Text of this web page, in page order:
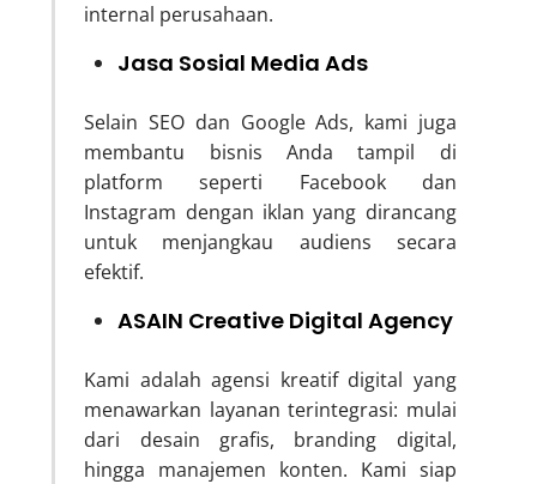
internal perusahaan.
Jasa Sosial Media Ads
Selain SEO dan Google Ads, kami juga
membantu bisnis Anda tampil di
platform seperti Facebook dan
Instagram dengan iklan yang dirancang
untuk menjangkau audiens secara
efektif.
ASAIN Creative Digital Agency
Kami adalah agensi kreatif digital yang
menawarkan layanan terintegrasi: mulai
dari desain grafis, branding digital,
hingga manajemen konten. Kami siap